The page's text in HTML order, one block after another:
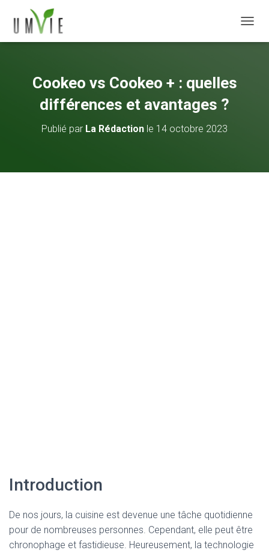
Cookeo vs Cookeo + : quelles
différences et avantages ?
Publié par La Rédaction le 14 octobre 2023
Introduction
De nos jours, la cuisine est devenue une tâche quotidienne
pour de nombreuses personnes. Cependant, elle peut être
chronophage et fastidieuse. Heureusement, la technologie